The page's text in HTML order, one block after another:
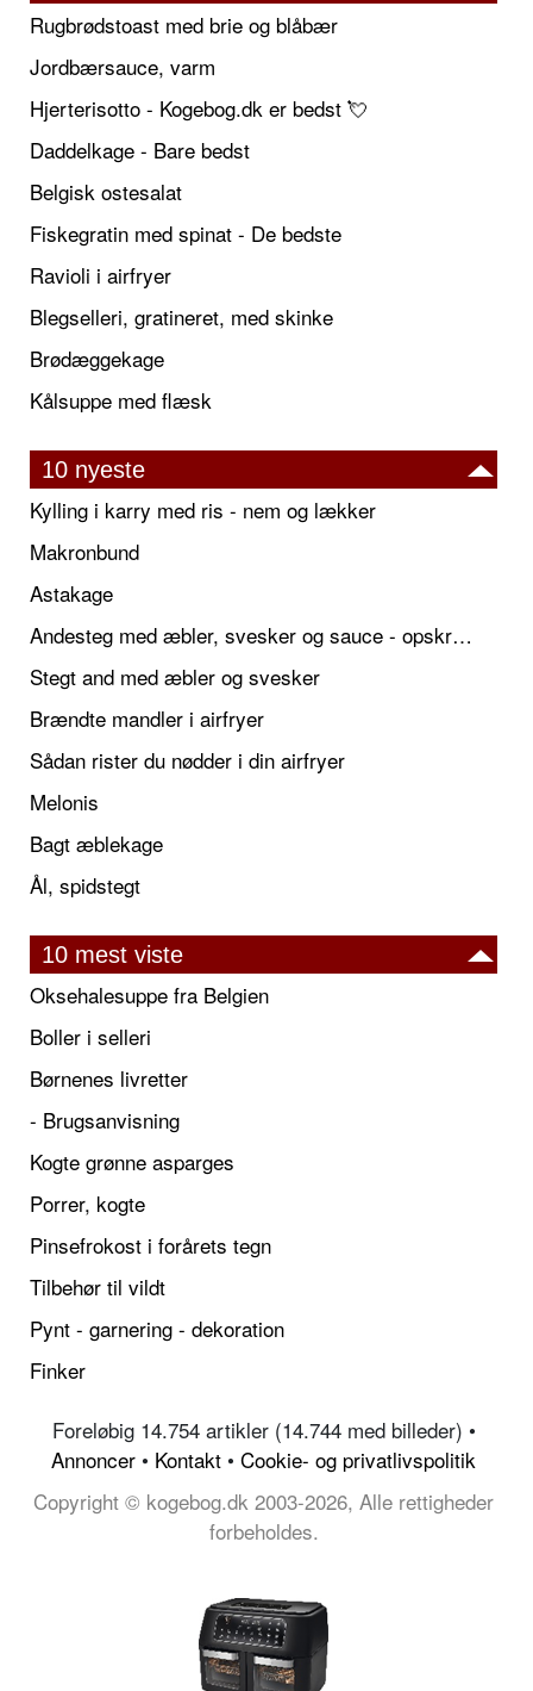
Rugbrødstoast med brie og blåbær
Jordbærsauce, varm
Hjerterisotto - Kogebog.dk er bedst 💘
Daddelkage - Bare bedst
Belgisk ostesalat
Fiskegratin med spinat - De bedste
Ravioli i airfryer
Blegselleri, gratineret, med skinke
Brødæggekage
Kålsuppe med flæsk
10 nyeste
Kylling i karry med ris - nem og lækker
Makronbund
Astakage
Andesteg med æbler, svesker og sauce - opskrift også til jul
Stegt and med æbler og svesker
Brændte mandler i airfryer
Sådan rister du nødder i din airfryer
Melonis
Bagt æblekage
Ål, spidstegt
10 mest viste
Oksehalesuppe fra Belgien
Boller i selleri
Børnenes livretter
- Brugsanvisning
Kogte grønne asparges
Porrer, kogte
Pinsefrokost i forårets tegn
Tilbehør til vildt
Pynt - garnering - dekoration
Finker
Foreløbig 14.754 artikler (14.744 med billeder) •
Annoncer • Kontakt • Cookie- og privatlivspolitik
Copyright © kogebog.dk 2003-2026, Alle rettigheder
forbeholdes.